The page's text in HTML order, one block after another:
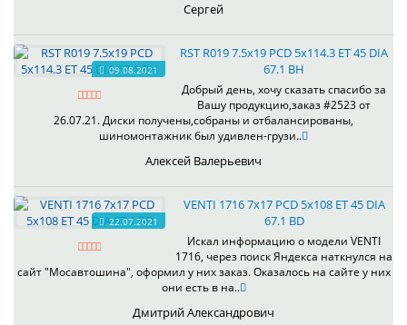
Сергей
09.08.2021
RST R019 7.5x19 PCD 5x114.3 ET 45 DIA
67.1 BH
Добрый день, хочу сказать спасибо за
Вашу продукцию,заказ #2523 от
26.07.21. Диски получены,собраны и отбалансированы,
шиномонтажник был удивлен-грузи..
Алексей Валерьевич
22.07.2021
VENTI 1716 7x17 PCD 5x108 ET 45 DIA
67.1 BD
Искал информацию о модели VENTI
1716, через поиск Яндекса наткнулся на
сайт "Мосавтошина", оформил у них заказ. Оказалось на сайте у них
они есть в на..
Дмитрий Александрович